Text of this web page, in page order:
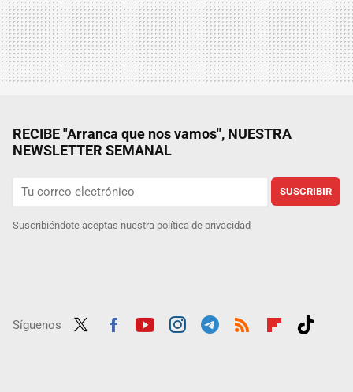
RECIBE "Arranca que nos vamos", NUESTRA
NEWSLETTER SEMANAL
SUSCRIBIR
Suscribiéndote aceptas nuestra política de privacidad
Síguenos